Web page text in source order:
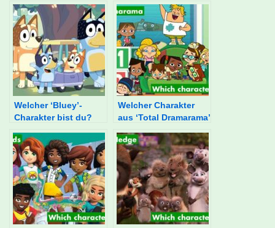
Welcher ‘Bluey’-
Charakter bist du?
Welcher Charakter
aus ‘Total Dramarama’